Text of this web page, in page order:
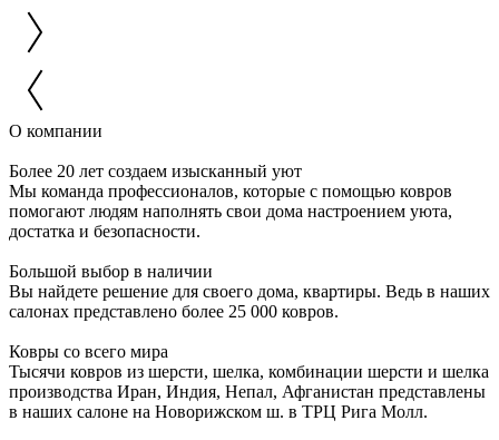
О компании
Более 20 лет создаем изысканный уют
Мы команда профессионалов, которые с помощью ковров
помогают людям наполнять свои дома настроением уюта,
достатка и безопасности.
Большой выбор в наличии
Вы найдете решение для своего дома, квартиры. Ведь в наших
салонах представлено более 25 000 ковров.
Ковры со всего мира
Тысячи ковров из шерсти, шелка, комбинации шерсти и шелка
производства Иран, Индия, Непал, Афганистан представлены
в наших салоне на Новорижском ш. в ТРЦ Рига Молл.